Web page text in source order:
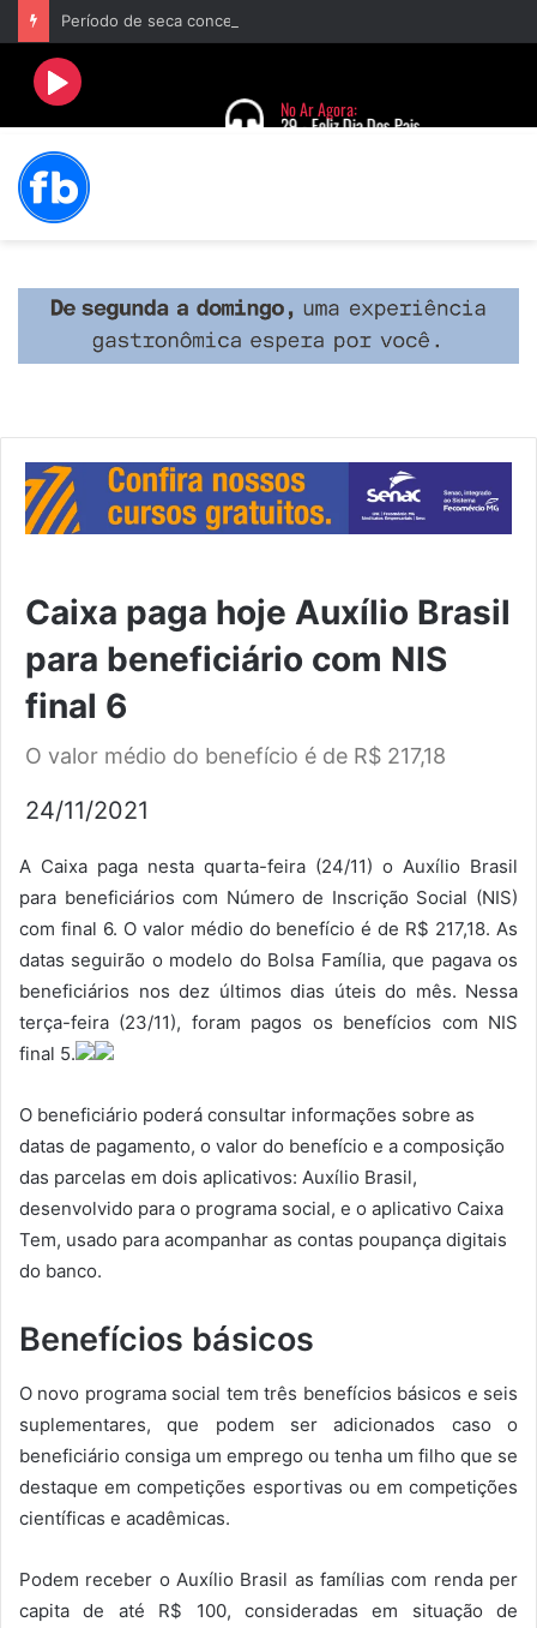
Caixa paga hoje Auxílio Brasil
para beneficiário com NIS
final 6
O valor médio do benefício é de R$ 217,18
24/11/2021
A Caixa paga nesta quarta-feira (24/11) o Auxílio Brasil
para beneficiários com Número de Inscrição Social (NIS)
com final 6. O valor médio do benefício é de R$ 217,18. As
datas seguirão o modelo do Bolsa Família, que pagava os
beneficiários nos dez últimos dias úteis do mês. Nessa
terça-feira (23/11), foram pagos os benefícios com NIS
final 5.
O beneficiário poderá consultar informações sobre as
datas de pagamento, o valor do benefício e a composição
das parcelas em dois aplicativos: Auxílio Brasil,
desenvolvido para o programa social, e o aplicativo Caixa
Tem, usado para acompanhar as contas poupança digitais
do banco.
Benefícios básicos
O novo programa social tem três benefícios básicos e seis
suplementares, que podem ser adicionados caso o
beneficiário consiga um emprego ou tenha um filho que se
destaque em competições esportivas ou em competições
científicas e acadêmicas.
Podem receber o Auxílio Brasil as famílias com renda per
capita de até R$ 100, consideradas em situação de